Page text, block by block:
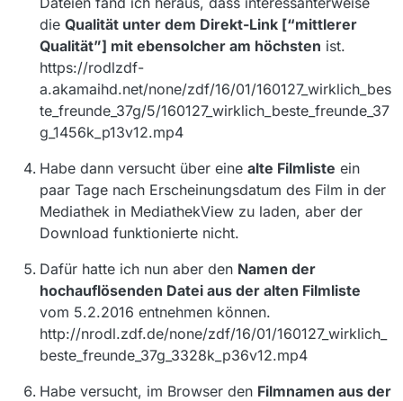
die Qualität unter dem Direkt-Link [“mittlerer
Qualität”] mit ebensolcher am höchsten ist.
https://rodlzdf-
a.akamaihd.net/none/zdf/16/01/160127_wirklich_bes
te_freunde_37g/5/160127_wirklich_beste_freunde_37
g_1456k_p13v12.mp4
Habe dann versucht über eine alte Filmliste ein
paar Tage nach Erscheinungsdatum des Film in der
Mediathek in MediathekView zu laden, aber der
Download funktionierte nicht.
Dafür hatte ich nun aber den Namen der
hochauflösenden Datei aus der alten Filmliste
vom 5.2.2016 entnehmen können.
http://nrodl.zdf.de/none/zdf/16/01/160127_wirklich_
beste_freunde_37g_3328k_p36v12.mp4
Habe versucht, im Browser den Filmnamen aus der